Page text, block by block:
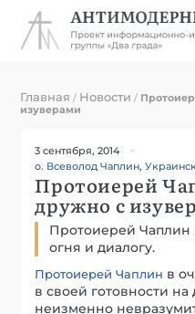
Главная / Новости /
изуверами
3 сентября, 2014
о. Всеволод Чаплин,
Протоиерей
дружно с
Протоиерей
огня и диалогу.
Протоиерей Чаплин в
в своей готовности
неизменно